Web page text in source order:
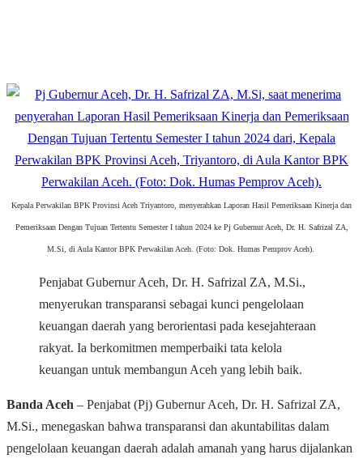
Kepala Perwakilan BPK Provinsi Aceh Triyantoro, menyerahkan Laporan Hasil Pemeriksaan Kinerja dan
Pemeriksaan Dengan Tujuan Tertentu Semester I tahun 2024 ke Pj Gubernur Aceh, Dr. H. Safrizal ZA,
M.Si, di Aula Kantor BPK Perwakilan Aceh. (Foto: Dok. Humas Pemprov Aceh).
Penjabat Gubernur Aceh, Dr. H. Safrizal ZA, M.Si.,
menyerukan transparansi sebagai kunci pengelolaan
keuangan daerah yang berorientasi pada kesejahteraan
rakyat. Ia berkomitmen memperbaiki tata kelola
keuangan untuk membangun Aceh yang lebih baik.
Banda Aceh – Penjabat (Pj) Gubernur Aceh, Dr. H. Safrizal ZA,
M.Si., menegaskan bahwa transparansi dan akuntabilitas dalam
pengelolaan keuangan daerah adalah amanah yang harus dijalankan